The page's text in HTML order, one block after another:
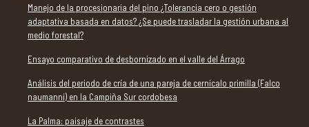
Manejo de la procesionaria del pino ¿Tolerancia cero o gestión
adaptativa basada en datos? ¿Se puede trasladar la gestión urbana al
medio forestal?
Ensayo comparativo de desbornizado en el valle del Árrago
Análisis del periodo de cría de una pareja de cernícalo primilla (Falco
naumanni) en la Campiña Sur cordobesa
La Palma: paisaje de contrastes